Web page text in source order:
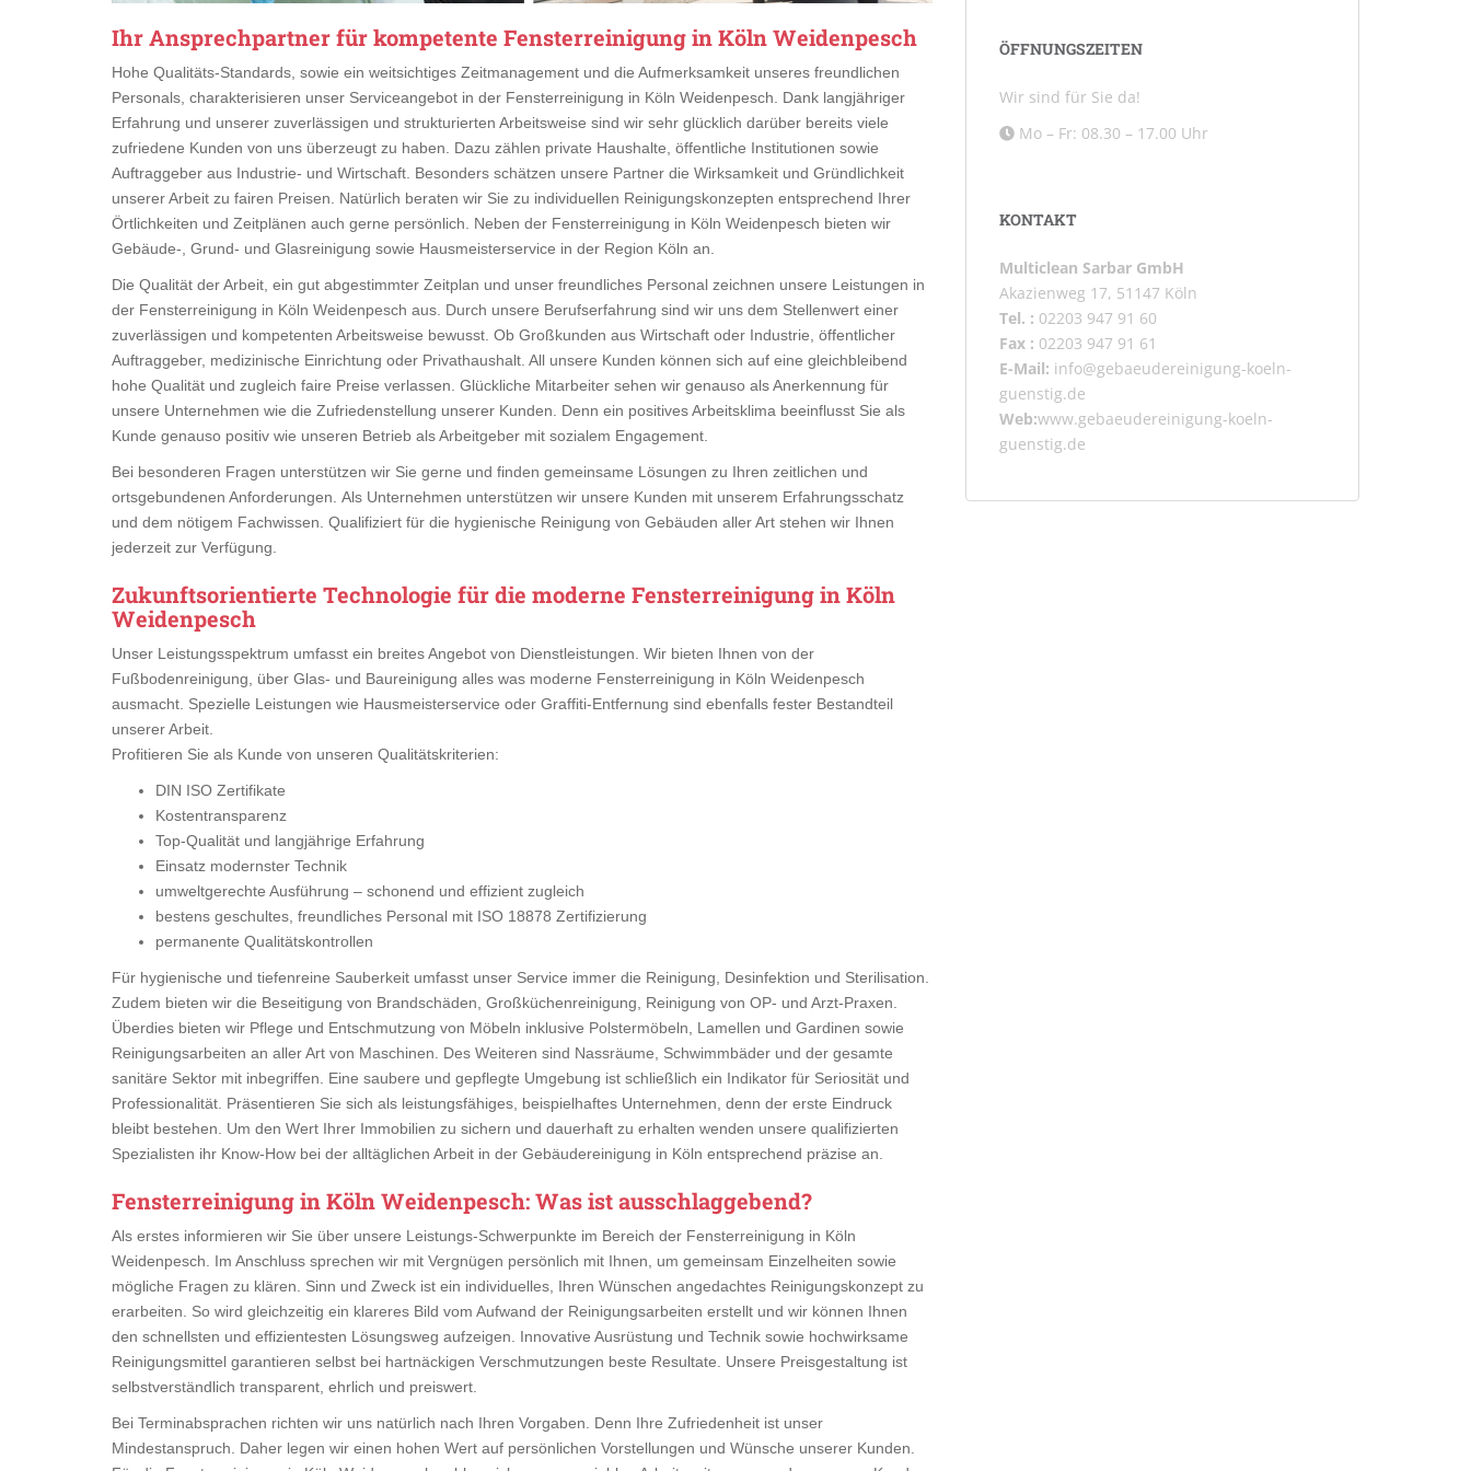
Ihr Ansprechpartner für kompetente Fensterreinigung in Köln Weidenpesch
Hohe Qualitäts-Standards, sowie ein weitsichtiges Zeitmanagement und die Aufmerksamkeit unseres freundlichen
Personals, charakterisieren unser Serviceangebot in der Fensterreinigung in Köln Weidenpesch. Dank langjähriger
Erfahrung und unserer zuverlässigen und strukturierten Arbeitsweise sind wir sehr glücklich darüber bereits viele
zufriedene Kunden von uns überzeugt zu haben. Dazu zählen private Haushalte, öffentliche Institutionen sowie
Auftraggeber aus Industrie- und Wirtschaft. Besonders schätzen unsere Partner die Wirksamkeit und Gründlichkeit
unserer Arbeit zu fairen Preisen. Natürlich beraten wir Sie zu individuellen Reinigungskonzepten entsprechend Ihrer
Örtlichkeiten und Zeitplänen auch gerne persönlich. Neben der Fensterreinigung in Köln Weidenpesch bieten wir
Gebäude-, Grund- und Glasreinigung sowie Hausmeisterservice in der Region Köln an.
Die Qualität der Arbeit, ein gut abgestimmter Zeitplan und unser freundliches Personal zeichnen unsere Leistungen in
der Fensterreinigung in Köln Weidenpesch aus. Durch unsere Berufserfahrung sind wir uns dem Stellenwert einer
zuverlässigen und kompetenten Arbeitsweise bewusst. Ob Großkunden aus Wirtschaft oder Industrie, öffentlicher
Auftraggeber, medizinische Einrichtung oder Privathaushalt. All unsere Kunden können sich auf eine gleichbleibend
hohe Qualität und zugleich faire Preise verlassen. Glückliche Mitarbeiter sehen wir genauso als Anerkennung für
unsere Unternehmen wie die Zufriedenstellung unserer Kunden. Denn ein positives Arbeitsklima beeinflusst Sie als
Kunde genauso positiv wie unseren Betrieb als Arbeitgeber mit sozialem Engagement.
Bei besonderen Fragen unterstützen wir Sie gerne und finden gemeinsame Lösungen zu Ihren zeitlichen und
ortsgebundenen Anforderungen. Als Unternehmen unterstützen wir unsere Kunden mit unserem Erfahrungsschatz
und dem nötigem Fachwissen. Qualifiziert für die hygienische Reinigung von Gebäuden aller Art stehen wir Ihnen
jederzeit zur Verfügung.
Zukunftsorientierte Technologie für die moderne Fensterreinigung in Köln
Weidenpesch
Unser Leistungsspektrum umfasst ein breites Angebot von Dienstleistungen. Wir bieten Ihnen von der
Fußbodenreinigung, über Glas- und Baureinigung alles was moderne Fensterreinigung in Köln Weidenpesch
ausmacht. Spezielle Leistungen wie Hausmeisterservice oder Graffiti-Entfernung sind ebenfalls fester Bestandteil
unserer Arbeit.
Profitieren Sie als Kunde von unseren Qualitätskriterien:
DIN ISO Zertifikate
Kostentransparenz
Top-Qualität und langjährige Erfahrung
Einsatz modernster Technik
umweltgerechte Ausführung – schonend und effizient zugleich
bestens geschultes, freundliches Personal mit ISO 18878 Zertifizierung
permanente Qualitätskontrollen
Für hygienische und tiefenreine Sauberkeit umfasst unser Service immer die Reinigung, Desinfektion und Sterilisation.
Zudem bieten wir die Beseitigung von Brandschäden, Großküchenreinigung, Reinigung von OP- und Arzt-Praxen.
Überdies bieten wir Pflege und Entschmutzung von Möbeln inklusive Polstermöbeln, Lamellen und Gardinen sowie
Reinigungsarbeiten an aller Art von Maschinen. Des Weiteren sind Nassräume, Schwimmbäder und der gesamte
sanitäre Sektor mit inbegriffen. Eine saubere und gepflegte Umgebung ist schließlich ein Indikator für Seriosität und
Professionalität. Präsentieren Sie sich als leistungsfähiges, beispielhaftes Unternehmen, denn der erste Eindruck
bleibt bestehen. Um den Wert Ihrer Immobilien zu sichern und dauerhaft zu erhalten wenden unsere qualifizierten
Spezialisten ihr Know-How bei der alltäglichen Arbeit in der Gebäudereinigung in Köln entsprechend präzise an.
Fensterreinigung in Köln Weidenpesch: Was ist ausschlaggebend?
Als erstes informieren wir Sie über unsere Leistungs-Schwerpunkte im Bereich der Fensterreinigung in Köln
Weidenpesch. Im Anschluss sprechen wir mit Vergnügen persönlich mit Ihnen, um gemeinsam Einzelheiten sowie
mögliche Fragen zu klären. Sinn und Zweck ist ein individuelles, Ihren Wünschen angedachtes Reinigungskonzept zu
erarbeiten. So wird gleichzeitig ein klareres Bild vom Aufwand der Reinigungsarbeiten erstellt und wir können Ihnen
den schnellsten und effizientesten Lösungsweg aufzeigen. Innovative Ausrüstung und Technik sowie hochwirksame
Reinigungsmittel garantieren selbst bei hartnäckigen Verschmutzungen beste Resultate. Unsere Preisgestaltung ist
selbstverständlich transparent, ehrlich und preiswert.
Bei Terminabsprachen richten wir uns natürlich nach Ihren Vorgaben. Denn Ihre Zufriedenheit ist unser
Mindestanspruch. Daher legen wir einen hohen Wert auf persönlichen Vorstellungen und Wünsche unserer Kunden.
ÖFFNUNGSZEITEN
Wir sind für Sie da!
Mo – Fr: 08.30 – 17.00 Uhr
KONTAKT
Multiclean Sarbar GmbH
Akazienweg 17, 51147 Köln
Tel. : 02203 947 91 60
Fax : 02203 947 91 61
E-Mail: info@gebaeudereinigung-koeln-
guenstig.de
Web:www.gebaeudereinigung-koeln-
guenstig.de